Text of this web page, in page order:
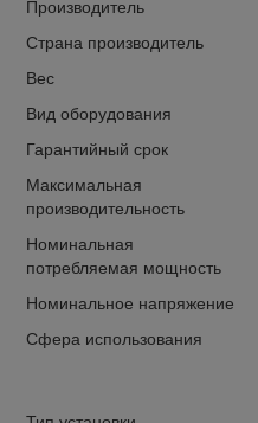
Производитель
Страна производитель
Вес
Вид оборудования
Гарантийный срок
Максимальная
производительность
Номинальная
потребляемая мощность
Номинальное напряжение
Сфера использования